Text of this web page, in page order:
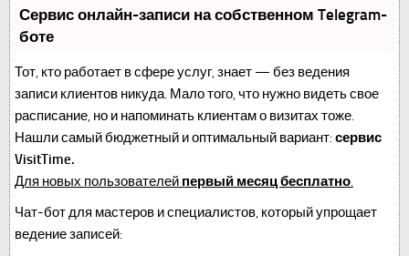
Сервис онлайн-записи на собственном Telegram-
боте
Тот, кто работает в сфере услуг, знает — без ведения
записи клиентов никуда. Мало того, что нужно видеть свое
расписание, но и напоминать клиентам о визитах тоже.
Нашли самый бюджетный и оптимальный вариант: сервис
VisitTime.
Для новых пользователей первый месяц бесплатно.
Чат-бот для мастеров и специалистов, который упрощает
ведение записей: